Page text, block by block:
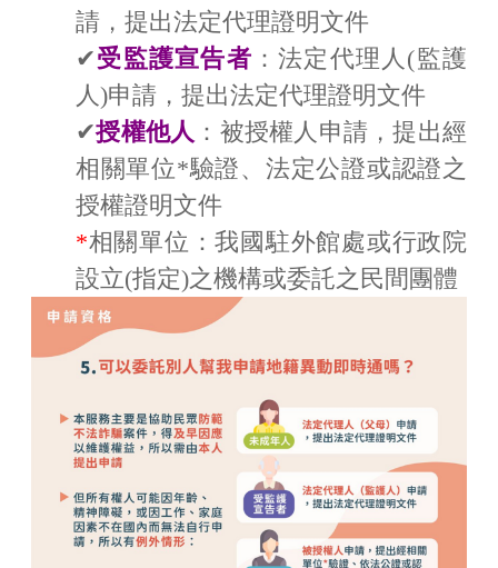
請，提出法定代理證明文件
✔受監護宣告者 ：法定代理人(監護
人)申請，提出法定代理證明文件
✔授權他人 ：被授權人申請，提出經
相關單位*驗證、法定公證或認證之
授權證明文件
*相關單位：我國駐外館處或行政院
設立(指定)之機構或委託之民間團體